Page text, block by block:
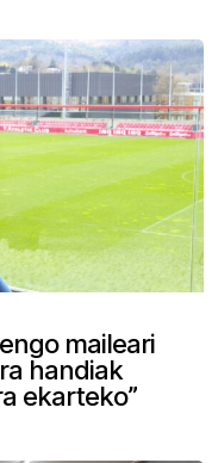
maileari
handiak
ekarteko”